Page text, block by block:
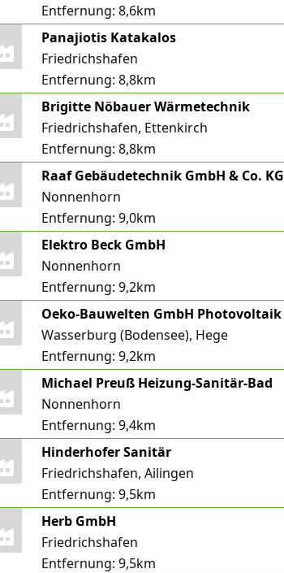
Entfernung:8,6km
Panajiotis Katakalos
Friedrichshafen
Entfernung:8,8km
Brigitte Nöbauer Wärmetechnik
Friedrichshafen, Ettenkirch
Entfernung:8,8km
Raaf Gebäudetechnik GmbH & Co. KG
Nonnenhorn
Entfernung:9,0km
Elektro Beck GmbH
Nonnenhorn
Entfernung:9,2km
Wasserburg (Bodensee), Hege
Entfernung:9,2km
Michael Preuß Heizung-Sanitär-Bad
Nonnenhorn
Entfernung:9,4km
Hinderhofer Sanitär
Friedrichshafen, Ailingen
Entfernung:9,5km
Herb GmbH
Friedrichshafen
Entfernung:9,5km